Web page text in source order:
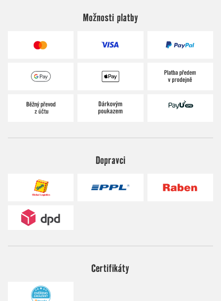
Možnosti platby
Dopravci
Certifikáty